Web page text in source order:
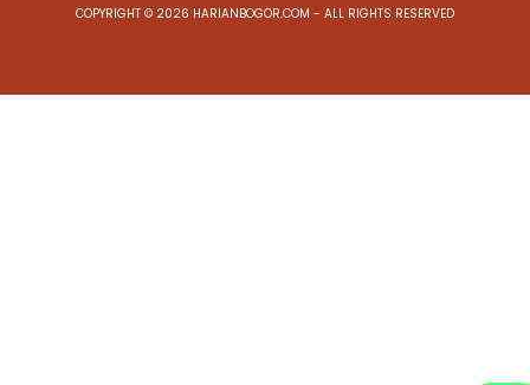
COPYRIGHT © 2026 HARIANBOGOR.COM - ALL RIGHTS RESERVED